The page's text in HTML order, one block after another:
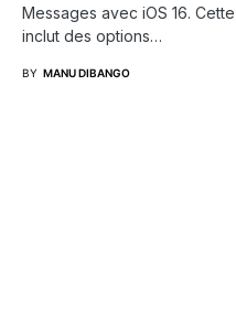
Messages avec iOS 16.
inclut des options…
BY MANU DIBANGO